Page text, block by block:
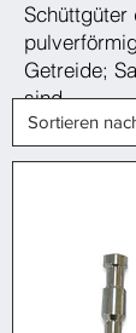
Schüttgüter
Getreide;
sind.